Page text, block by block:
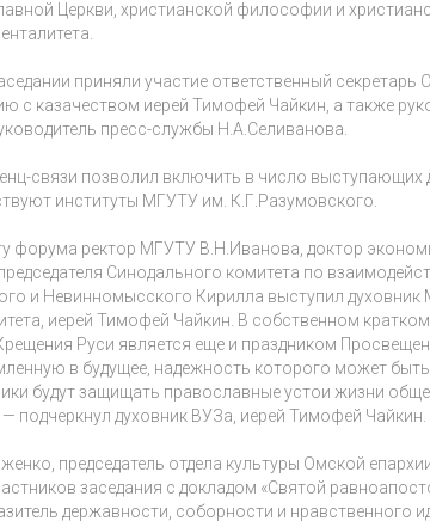
Церкви, христианской философии и
приняли участие ответственный секретарь
с казачеством иерей Тимофей Чайкин, а также
пресс-службы Н.А.Селиванова.
связи позволил включить в число выступающих
институты МГУТУ им. К.Г.Разумовского.
форума ректор МГУТУ В.Н.Иванова, доктор
Синодального комитета по
и Невинномысского Кирилла выступил
иерей Тимофей Чайкин. В собственном
Руси является еще и праздником
в будущее, надежность которого может
будут защищать православные устои жизни
подчеркнул духовник ВУЗа, иерей Тимофей Чайкин.
председатель отдела культуры Омской
заседания с докладом «Святой
державности, соборности и нравственного